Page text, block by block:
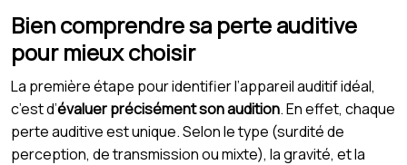
Bien comprendre sa perte auditive
pour mieux choisir
La première étape pour identifier l’appareil auditif idéal,
c’est d’évaluer précisément son audition. En effet, chaque
perte auditive est unique. Selon le type (surdité de
perception, de transmission ou mixte), la gravité, et la